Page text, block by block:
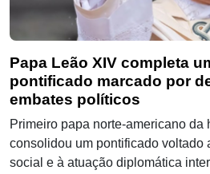
Papa Leão XIV completa
pontificado marcado por
embates políticos
Primeiro papa norte-americano da
consolidou um pontificado voltado
social e à atuação diplomática